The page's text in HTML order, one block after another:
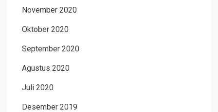
November 2020
Oktober 2020
September 2020
Agustus 2020
Juli 2020
Desember 2019